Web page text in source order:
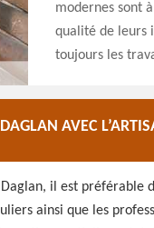
modernes sont
qualité de leurs
toujours les
AVEC
il est préférable
ainsi que les